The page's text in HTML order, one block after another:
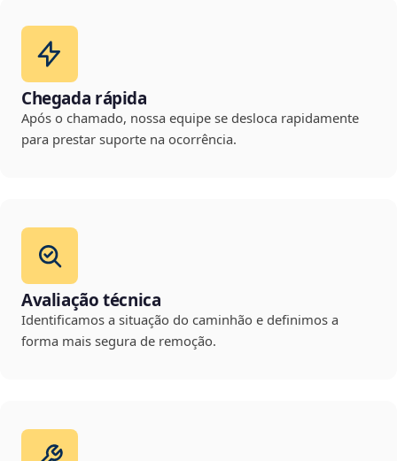
Chegada rápida
Após o chamado, nossa equipe se desloca rapidamente
para prestar suporte na ocorrência.
Avaliação técnica
Identificamos a situação do caminhão e definimos a
forma mais segura de remoção.